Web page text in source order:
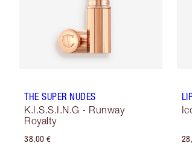
THE SUPER NUDES
K.I.S.S.I.N.G - Runway
Royalty
38,00 €